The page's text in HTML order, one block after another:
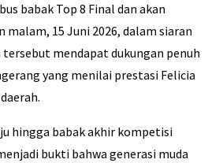
babak Top 8 Final dan akan
15 Juni 2026, dalam siaran
tersebut mendapat dukungan penuh
yang menilai prestasi Felicia
hingga babak akhir kompetisi
bukti bahwa generasi muda